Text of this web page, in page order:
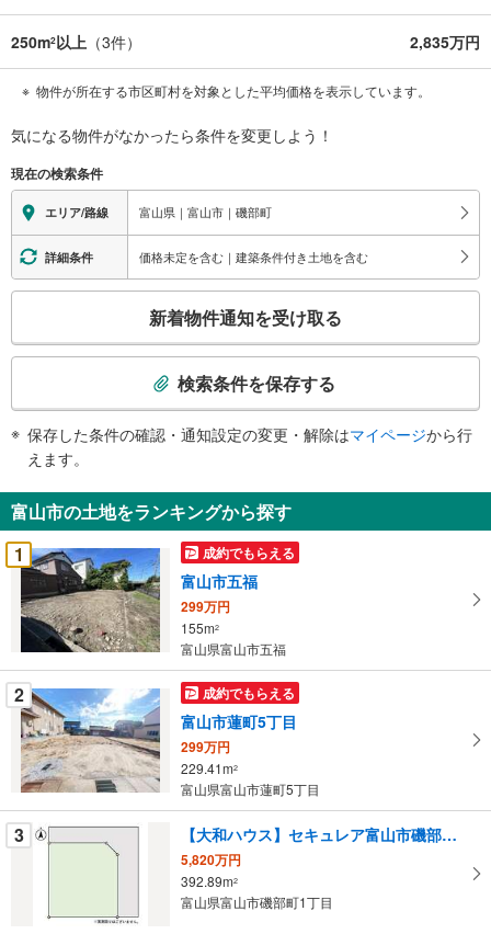
250m2以上 （3件） 2,835万円
物件が所在する市区町村を対象とした平均価格を表示しています。
気になる物件がなかったら条件を変更しよう！
現在の検索条件
エリア/路線 富山県｜富山市｜磯部町
詳細条件 価格未定を含む｜建築条件付き土地を含む
検
知
を
受
け
取
る
件
を
マ
イ
ペ
ー
ジ
新着物件通知を受け取る
検索条件を保存する
保存した条件の確認・通知設定の変更・解除はマイページから行
えます。
富山市の土地をランキングから探す
1
成約でもらえる
富山市五福
299万円
155m2
富山県富山市五福
2 成約でもらえる
富山市蓮町5丁目
299万円
229.41m2
富山県富山市蓮町5丁目
3 【大和ハウス】セキュレア富山市磯部町1丁目 （建築条件付宅地分譲）
5,820万円
392.89m2
富山県富山市磯部町1丁目